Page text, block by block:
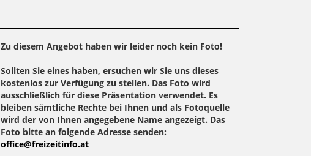
Zu diesem Angebot haben wir leider noch kein Foto!
Sollten Sie eines haben, ersuchen wir Sie uns dieses
kostenlos zur Verfügung zu stellen. Das Foto wird
ausschließlich für diese Präsentation verwendet. Es
bleiben sämtliche Rechte bei Ihnen und als Fotoquelle
wird der von Ihnen angegebene Name angezeigt. Das
Foto bitte an folgende Adresse senden:
office@freizeitinfo.at